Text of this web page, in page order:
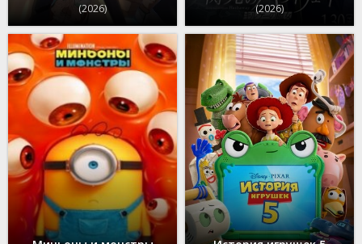
(2026) (2026)